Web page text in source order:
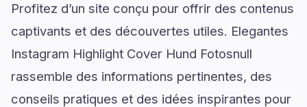
Profitez d’un site conçu pour offrir des contenus
captivants et des découvertes utiles. Elegantes
Instagram Highlight Cover Hund Fotosnull
rassemble des informations pertinentes, des
conseils pratiques et des idées inspirantes pour